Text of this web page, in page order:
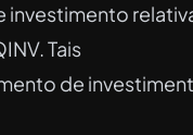
Tais
de